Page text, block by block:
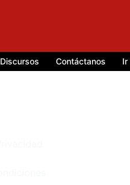
Discursos Contáctanos Ir